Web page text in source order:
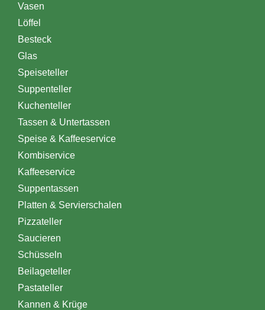
Vasen
Löffel
Besteck
Glas
Speiseteller
Suppenteller
Kuchenteller
Tassen & Untertassen
Speise & Kaffeeservice
Kombiservice
Kaffeeservice
Suppentassen
Platten & Servierschalen
Pizzateller
Saucieren
Schüsseln
Beilageteller
Pastateller
Kannen & Krüge